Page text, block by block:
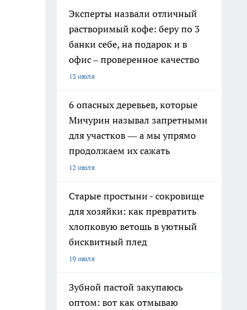
Эксперты назвали отличный
растворимый кофе: беру по 3
банки себе, на подарок и в
офис – проверенное качество
13 июля
6 опасных деревьев, которые
Мичурин называл запретными
для участков — а мы упрямо
продолжаем их сажать
12 июля
Старые простыни - сокровище
для хозяйки: как превратить
хлопковую ветошь в уютный
бисквитный плед
19 июля
Зубной пастой закупаюсь
оптом: вот как отмываю